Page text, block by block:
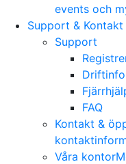
events och
Support & Kontakt
Support
FAQ
Kontakt &
Våra kontor